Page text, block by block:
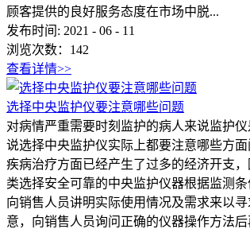
顾客提供的良好服务态度在市场中脱...
发布时间: 2021 - 06 - 11
浏览次数： 142
查看详情>>
选择中央监护仪要注意哪些问题
对病情严重需要时刻监护的病人来说监护
说选择中央监护仪实际上都要注意哪些方
疾病治疗方面已经产生了过多的经济开支
类选择安全可靠的中央监护仪器根据监测
向销售人员讲明实际使用情况及需求来以
意，向销售人员询问正确的仪器操作方法